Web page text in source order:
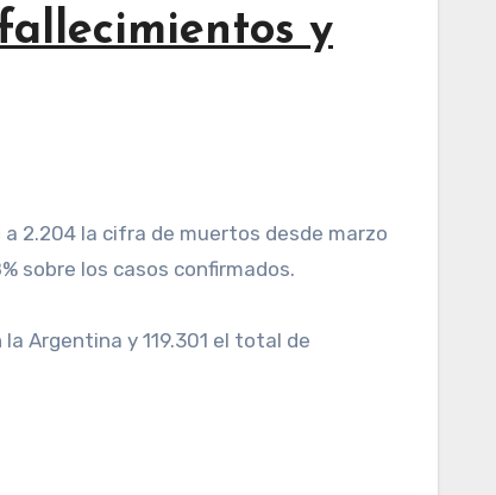
y
sobre los casos confirmados.
Argentina y 119.301 el total de